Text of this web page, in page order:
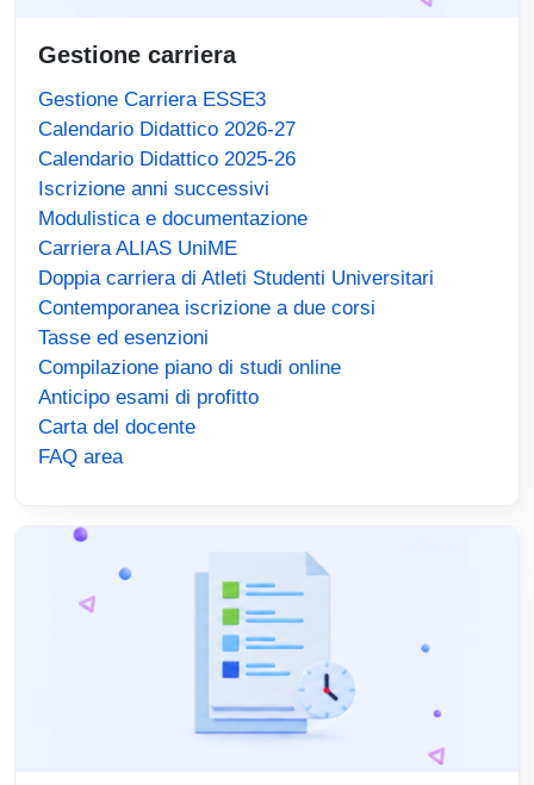
Gestione carriera
Gestione Carriera ESSE3
Calendario Didattico 2026-27
Calendario Didattico 2025-26
Iscrizione anni successivi
Modulistica e documentazione
Carriera ALIAS UniME
Doppia carriera di Atleti Studenti Universitari
Contemporanea iscrizione a due corsi
Tasse ed esenzioni
Compilazione piano di studi online
Anticipo esami di profitto
Carta del docente
FAQ area